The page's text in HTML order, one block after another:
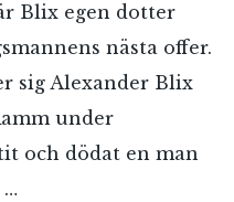
Blix egen dotter
nästa offer.
sig Alexander Blix
under
och dödat en man
…